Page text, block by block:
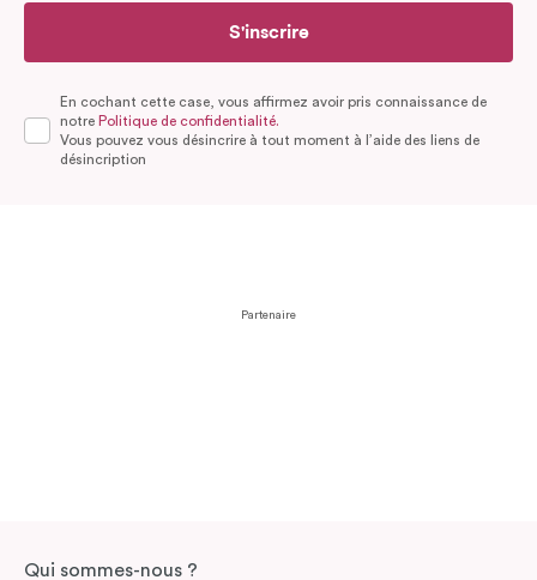
S'inscrire
En cochant cette case, vous affirmez avoir pris connaissance de
notre Politique de confidentialité.
Vous pouvez vous désincrire à tout moment à l’aide des liens de
désincription
Partenaire
Qui sommes-nous ?